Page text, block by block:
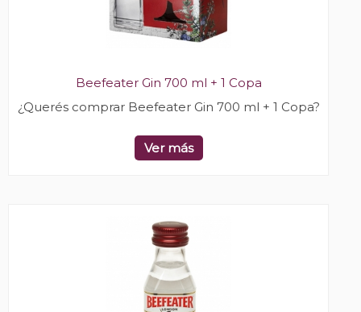
Beefeater Gin 700 ml + 1 Copa
¿Querés comprar Beefeater Gin 700 ml + 1 Copa?
Ver más